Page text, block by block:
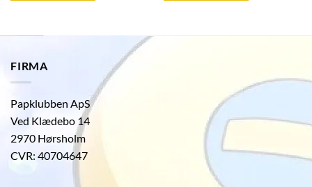
FIRMA
Papklubben ApS
Ved Klædebo 14
2970 Hørsholm
CVR: 40704647